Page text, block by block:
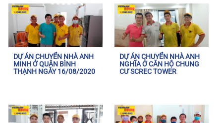
DỰ ÁN CHUYỂN NHÀ ANH
MINH Ở QUẬN BÌNH
THẠNH NGÀY 16/08/2020
DỰ ÁN CHUYỂN NHÀ ANH
NGHĨA Ở CĂN HỘ CHUNG
CƯ SCREC TOWER